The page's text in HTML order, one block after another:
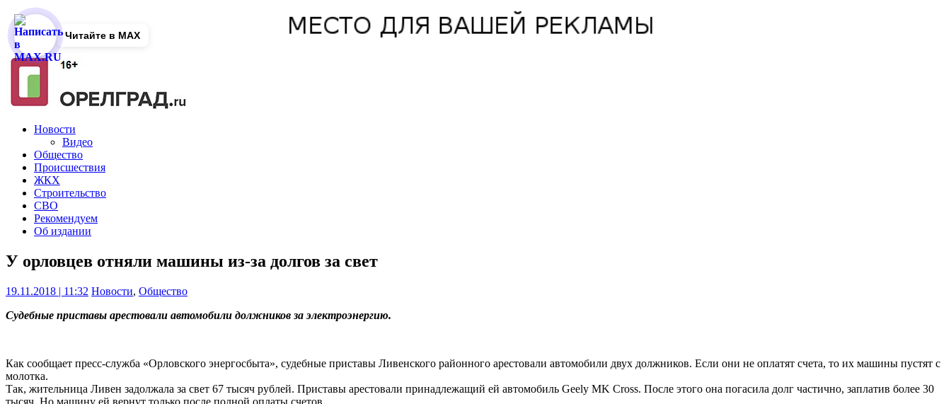
Новости
Видео
Общество
Происшествия
ЖКХ
Строительство
СВО
Рекомендуем
Об издании
У орловцев отняли машины из-за долгов за свет
19.11.2018 | 11:32 Новости, Общество
Судебные приставы арестовали автомобили должников за электроэнергию.
Как сообщает пресс-служба «Орловского энергосбыта», судебные приставы Ливенского районного арестовали автомобили двух должников. Если они не оплатят счета, то их машины пустят с
молотка.
Так, жительница Ливен задолжала за свет 67 тысяч рублей. Приставы арестовали принадлежащий ей автомобиль Geely MK Cross. После этого она погасила долг частично, заплатив более 30
Читайте в MAX